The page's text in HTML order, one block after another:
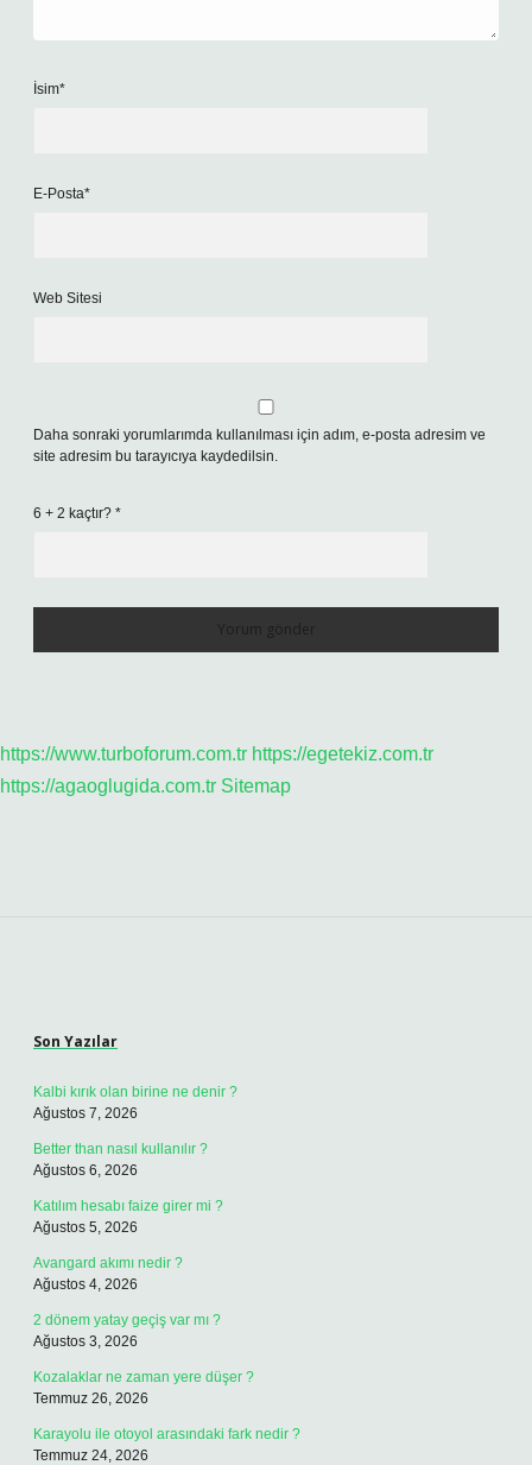
İsim*
E-Posta*
Web Sitesi
Daha sonraki yorumlarımda kullanılması için adım, e-posta adresim ve
site adresim bu tarayıcıya kaydedilsin.
6 + 2 kaçtır? *
https://www.turboforum.com.tr https://egetekiz.com.tr
https://agaoglugida.com.tr Sitemap
Son Yazılar
Kalbi kırık olan birine ne denir ?
Ağustos 7, 2026
Better than nasıl kullanılır ?
Ağustos 6, 2026
Katılım hesabı faize girer mi ?
Ağustos 5, 2026
Avangard akımı nedir ?
Ağustos 4, 2026
2 dönem yatay geçiş var mı ?
Ağustos 3, 2026
Kozalaklar ne zaman yere düşer ?
Temmuz 26, 2026
Karayolu ile otoyol arasındaki fark nedir ?
Temmuz 24, 2026